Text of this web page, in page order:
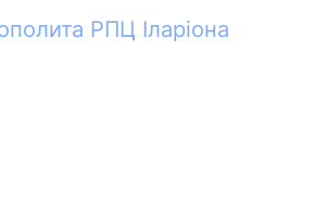
РПЦ Іларіона